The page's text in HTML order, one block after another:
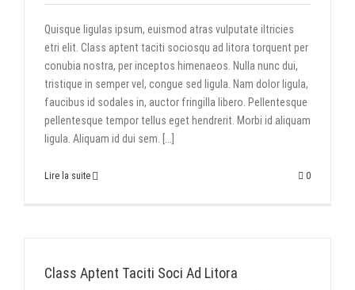
Quisque ligulas ipsum, euismod atras vulputate iltricies
etri elit. Class aptent taciti sociosqu ad litora torquent per
conubia nostra, per inceptos himenaeos. Nulla nunc dui,
tristique in semper vel, congue sed ligula. Nam dolor ligula,
faucibus id sodales in, auctor fringilla libero. Pellentesque
pellentesque tempor tellus eget hendrerit. Morbi id aliquam
ligula. Aliquam id dui sem. [...]
Lire la suite 0
Class Aptent Taciti Soci Ad Litora